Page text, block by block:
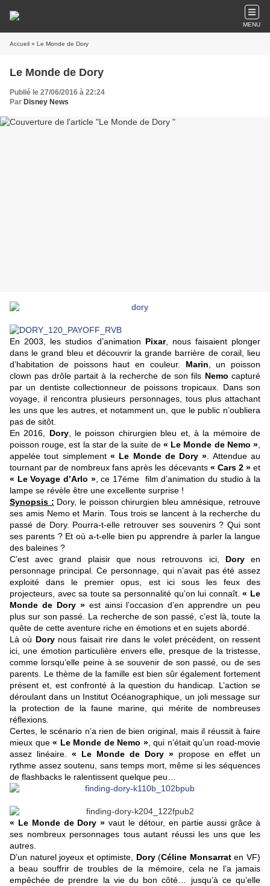
MENU
Accueil » Le Monde de Dory
Le Monde de Dory
Publié le 27/06/2016 à 22:24
Par Disney News
En 2003, les studios d’animation Pixar, nous faisaient plonger
dans le grand bleu et découvrir la grande barrière de corail, lieu
d’habitation de poissons haut en couleur. Marin , un poisson
clown pas drôle partait à la recherche de son fils Nemo capturé
par un dentiste collectionneur de poissons tropicaux. Dans son
voyage, il rencontra plusieurs personnages, tous plus attachant
les uns que les autres, et notamment un, que le public n’oubliera
pas de sitôt.
En 2016, Dory, le poisson chirurgien bleu et, à la mémoire de
poisson rouge, est la star de la suite de « Le Monde de Nemo »
appelée tout simplement « Le Monde de Dory » . Attendue au
tournant par de nombreux fans après les décevants« Cars 2 »et
« Le Voyage d’Arlo », ce 17éme film d’animation du studio à la
lampe se révèle être une excellente surprise !
Synopsis : Dory, le poisson chirurgien bleu amnésique, retrouve
ses amis Nemo et Marin. Tous trois se lancent à la recherche du
passé de Dory. Pourra-t-elle retrouver ses souvenirs ? Qui sont
ses parents ? Et où a-t-elle bien pu apprendre à parler la langue
des baleines ?
C’est avec grand plaisir que nous retrouvons ici, Doryen
personnage principal. Ce personnage, qui n’avait pas été assez
exploité dans le premier opus, est ici sous les feux des
projecteurs, avec sa toute sa personnalité qu’on lui connaît.« Le
Monde de Dory »est ainsi l’occasion d’en apprendre un peu
plus sur son passé. La recherche de son passé, c’est là, toute la
quête de cette aventure riche en émotions et en sujets abordé.
Là où Dorynous faisait rire dans le volet précédent, on ressent
ici, une émotion particulière envers elle, presque de la tristesse,
comme lorsqu’elle peine à se souvenir de son passé, ou de ses
parents. Le thème de la famille est bien sûr également fortement
présent et, est confronté à la question du handicap. L’action se
déroulant dans un Institut Océanographique, un joli message sur
la protection de la faune marine, qui mérite de nombreuses
réflexions.
Certes, le scénario n’a rien de bien original, mais il réussit à faire
mieux que« Le Monde de Nemo », qui n’était qu’un road-movie
assez linéaire. « Le Monde de Dory » propose en effet un
rythme assez soutenu, sans temps mort, même si les séquences
de flashbacks le ralentissent quelque peu…
« Le Monde de Dory » vaut le détour, en partie aussi grâce à
ses nombreux personnages tous autant réussi les uns que les
autres.
D’un naturel joyeux et optimiste, Dory(Céline Monsarraten VF)
a beau souffrir de troubles de la mémoire, cela ne l’a jamais
empêchée de prendre la vie du bon côté… jusqu’à ce qu’elle